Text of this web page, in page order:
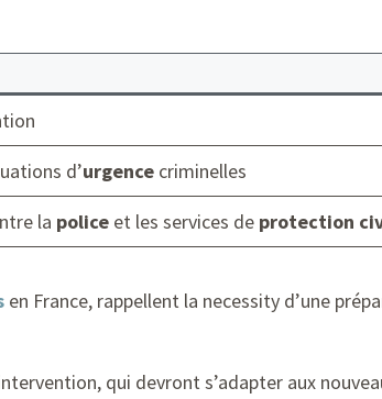
d’urgence criminelles
la police et les services de protection
en France, rappellent la necessity d’une
qui devront s’adapter aux